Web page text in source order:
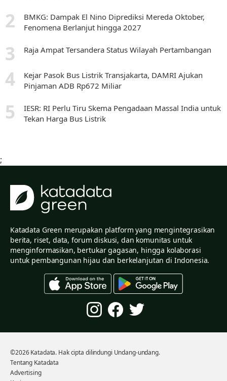
BMKG: Dampak El Nino Diprediksi Mereda Oktober,
Fenomena Berlanjut hingga 2027
Raja Ampat Tersandera Status Wilayah Pertambangan
Kejar Pasok Bus Listrik Transjakarta, DAMRI Ajukan
Pinjaman ADB Rp672 Miliar
IESR: RI Perlu Tiru Skema Pengadaan Massal India untuk
Tekan Harga Bus Listrik
;
Katadata Green merupakan platform yang mengintegrasikan
berita, riset, data, forum diskusi, dan komunitas untuk
menginformasikan, bertukar gagasan, hingga kolaborasi
untuk pembangunan hijau dan berkelanjutan di Indonesia.
Tentang Katadata
Advertising
©2026 Katadata. Hak cipta dilindungi Undang-undang.